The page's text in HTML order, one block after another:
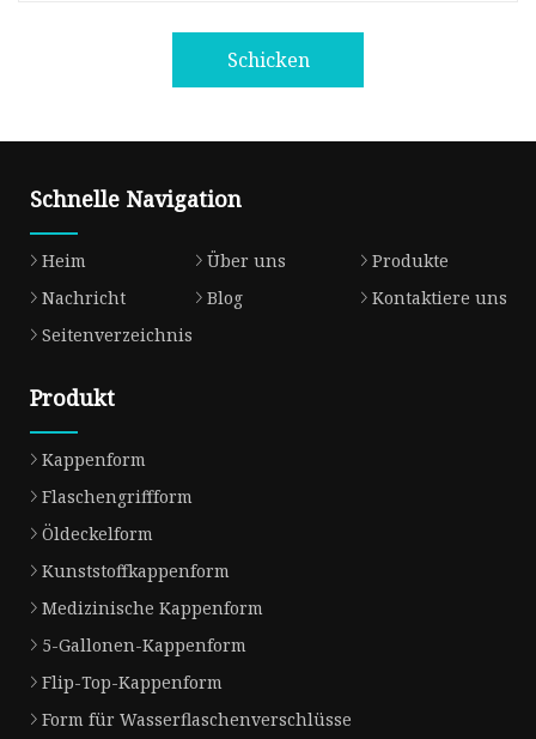
Schicken
Schnelle Navigation
Heim Über uns
Produkte
Nachricht
Blog
Kontaktiere uns
Seitenverzeichnis
Produkt
Kappenform
Flaschengriffform
Öldeckelform
Kunststoffkappenform
Medizinische Kappenform
5-Gallonen-Kappenform
Flip-Top-Kappenform
Form für Wasserflaschenverschlüsse